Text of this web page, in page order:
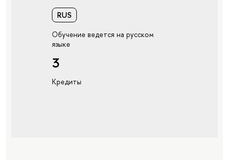
RUS
Обучение ведется на русском
языке
3
Кредиты